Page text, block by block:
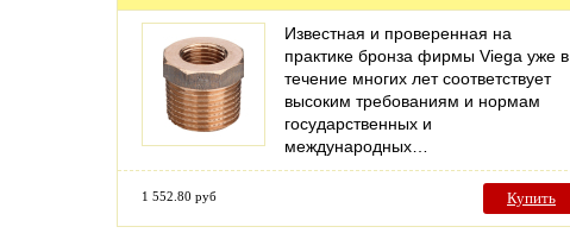
Известная и проверенная на
практике бронза фирмы Viega уже в
течение многих лет соответствует
высоким требованиям и нормам
государственных и
международных…
1 552.80 руб Купить